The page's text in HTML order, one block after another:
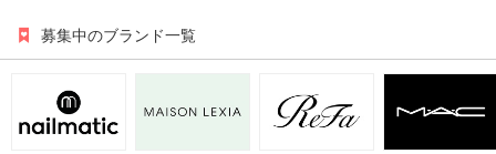
募集中のブランド一覧